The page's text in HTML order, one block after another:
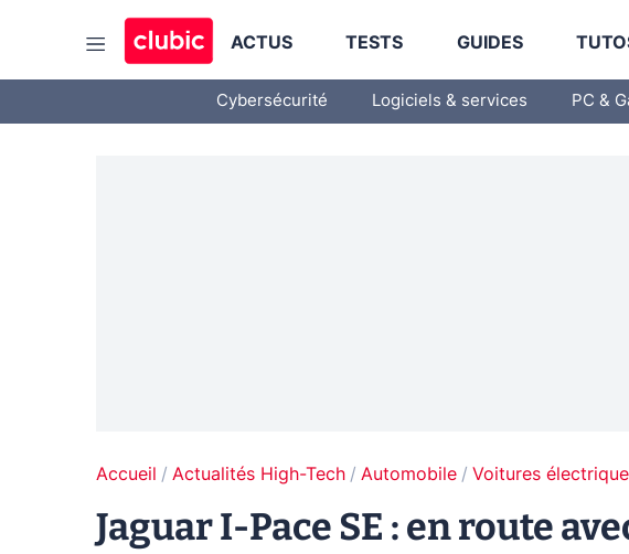
ACTUS TESTS GUIDES
Cybersécurité Logiciels & services PC &
Accueil Actualités High-Tech Automobile Voitures
Jaguar I-Pace SE : en route